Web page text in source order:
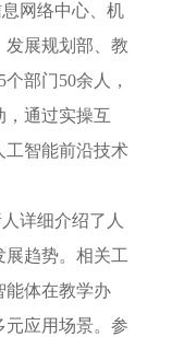
网络中心、机
发展规划部、教
部门50余人，
，通过实操互
工智能前沿技术
详细介绍了人
趋势。相关工
能体在教学办
元应用场景。参